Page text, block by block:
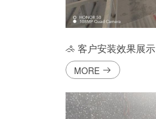
客户安装效果展示
MORE